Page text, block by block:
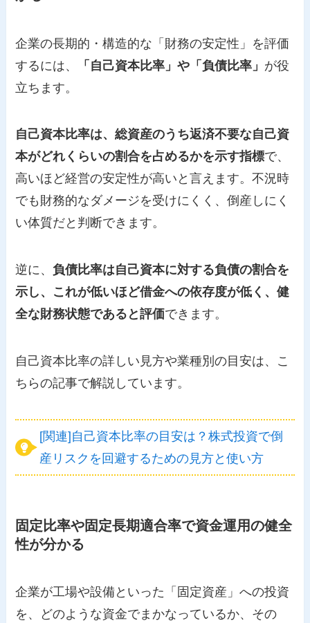
企業の長期的・構造的な「財務の安定性」を評価
するには、
「自己資本比率」や「負債比率」 が役
立ちます。
自己資本比率は、総資産のうち返済不要な自己資
本がどれくらいの割合を占めるかを示す指標で、
高いほど経営の安定性が高いと言えます。不況時
でも財務的なダメージを受けにくく、倒産しにく
い体質だと判断できます。
逆に、負債比率は自己資本に対する負債の割合を
示し、これが低いほど借金への依存度が低く、健
全な財務状態であると評価できます。
自己資本比率の詳しい見方や業種別の目安は、こ
ちらの記事で解説しています。
[関連]自己資本比率の目安は？株式投資で倒
産リスクを回避するための見方と使い方
固定比率や固定長期適合率で資金運用の健全
性が分かる
企業が工場や設備といった「固定資産」への投資
を、どのような資金でまかなっているか、その